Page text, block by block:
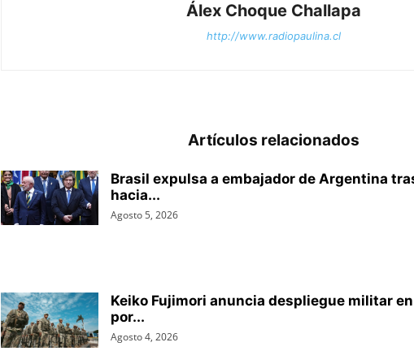
Álex Choque Challapa
http://www.radiopaulina.cl
Artículos relacionados
Brasil expulsa a embajador de Argentina
hacia...
Agosto 5, 2026
Keiko Fujimori anuncia despliegue militar
por...
Agosto 4, 2026